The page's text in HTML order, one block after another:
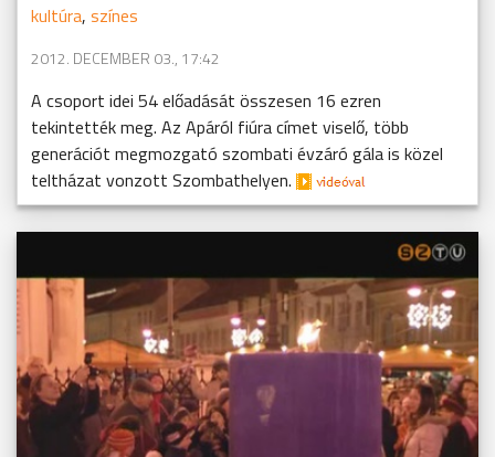
kultúra, színes
2012. DECEMBER 03., 17:42
A csoport idei 54 előadását összesen 16 ezren
tekintették meg. Az Apáról fiúra címet viselő, több
generációt megmozgató szombati évzáró gála is közel
teltházat vonzott Szombathelyen.